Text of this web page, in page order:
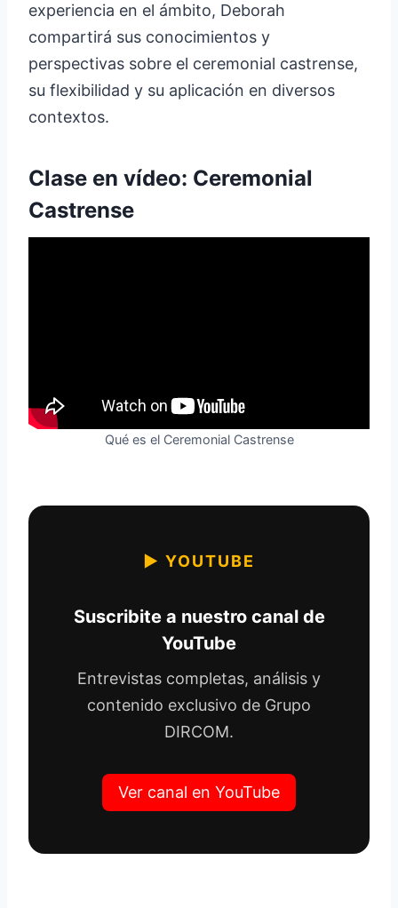
experiencia en el ámbito, Deborah
compartirá sus conocimientos y
perspectivas sobre el ceremonial castrense,
su flexibilidad y su aplicación en diversos
contextos.
Clase en vídeo: Ceremonial
Castrense
Qué es el Ceremonial Castrense
▶ YOUTUBE
Suscribite a nuestro canal de
YouTube
Entrevistas completas, análisis y
contenido exclusivo de Grupo
DIRCOM.
Ver canal en YouTube